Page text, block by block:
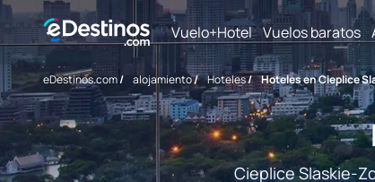
Vuelo+Hotel Vuelos baratos
eDestinos.com/ alojamiento/ Hoteles/ Hoteles en Cieplice
Cieplice Slaskie-